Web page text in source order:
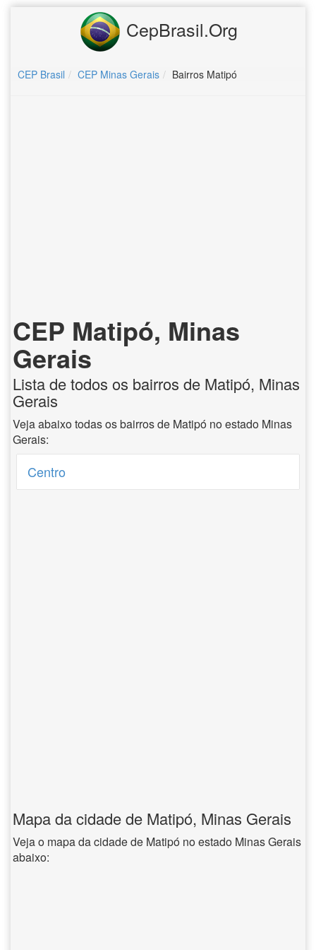
CepBrasil.Org
CEP Brasil CEP Minas Gerais Bairros Matipó
CEP Matipó, Minas
Gerais
Lista de todos os bairros de Matipó, Minas
Gerais
Veja abaixo todas os bairros de Matipó no estado Minas
Gerais:
Centro
Mapa da cidade de Matipó, Minas Gerais
Veja o mapa da cidade de Matipó no estado Minas Gerais
abaixo: